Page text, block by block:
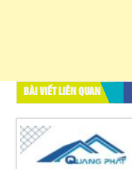
BÀI VIẾT LIÊN QUAN